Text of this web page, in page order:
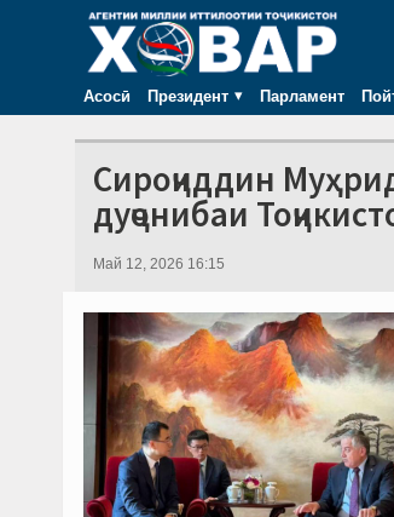
Асосӣ Президент Парламент
Сироҷиддин
дуҷонибаи
Май 12, 2026 16:15